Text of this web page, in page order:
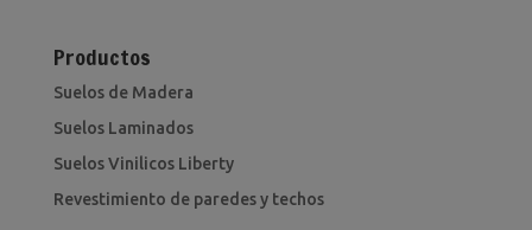
Productos
Suelos de Madera
Suelos Laminados
Suelos Vinilicos Liberty
Revestimiento de paredes y techos